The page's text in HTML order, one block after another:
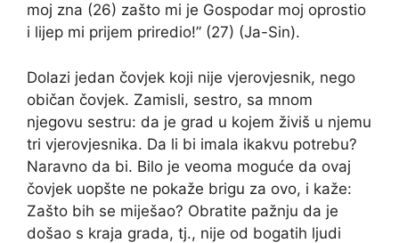
moj zna (26) zašto mi je Gospodar moj oprostio
i lijep mi prijem priredio!” (27) (Ja-Sin).
Dolazi jedan čovjek koji nije vjerovjesnik, nego
običan čovjek. Zamisli, sestro, sa mnom
njegovu sestru: da je grad u kojem živiš u njemu
tri vjerovjesnika. Da li bi imala ikakvu potrebu?
Naravno da bi. Bilo je veoma moguće da ovaj
čovjek uopšte ne pokaže brigu za ovo, i kaže:
Zašto bih se miješao? Obratite pažnju da je
došao s kraja grada, tj., nije od bogatih ljudi